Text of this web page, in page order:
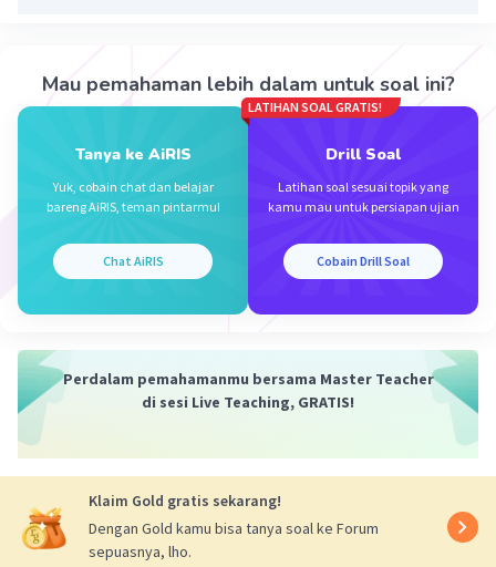
mol HCN = 300 mL x 0,2 M = 60 mmol
mol NaOH = 100 mL x 0,1 M = 10 mmol
HCN + NaOH → NaCN + H2O
M 60 10
R -10 -10 +10
[H+] = Ka. mol asam lemah/mol garam
[H+] = 5 x 10-4M
pH = -log (5 x 10
pH = 4 - log 5
Beri Rating·0.0( 0) Balas
Mau pemahaman lebih dalam untuk soal ini?
Tanya ke AiRIS
Yuk, cobain chat dan belajar
bareng AiRIS, teman pintarmu!
Chat AiRIS
LATIHAN SOAL GRATIS!
Drill Soal
Latihan soal sesuai topik yang
kamu mau untuk persiapan ujian
Cobain Drill Soal
Perdalam pemahamanmu bersama Master Teacher
di sesi Live Teaching, GRATIS!
Klaim Gold gratis sekarang!
Dengan Gold kamu bisa tanya soal ke Forum
sepuasnya, lho.